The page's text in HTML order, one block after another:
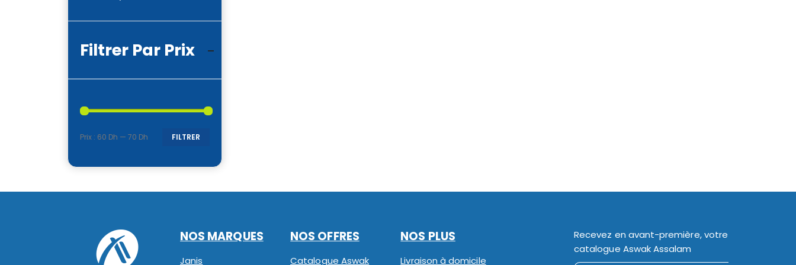
Filtrer Par Prix
FILTRER
Prix : 60 Dh — 70 Dh
NOS MARQUES
Janis
NOS OFFRES
Catalogue Aswak
NOS PLUS
Livraison à domicile
Recevez en avant-première, votre
catalogue Aswak Assalam